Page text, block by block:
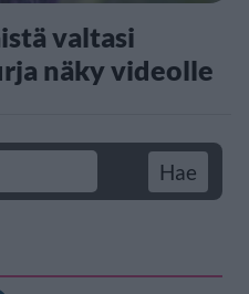
valtasi
näky videolle